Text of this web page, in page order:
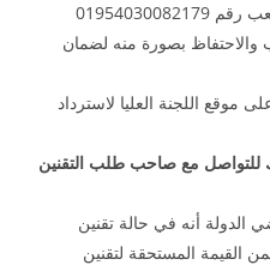
والاحتفاظ بصورة منه لضمان
موقع اللجنة العليا لاسترداد
للتواصل مع صاحب طلب التقنين
الدولة أنه في حالة تقنين
القيمة المستحقة لتقنين